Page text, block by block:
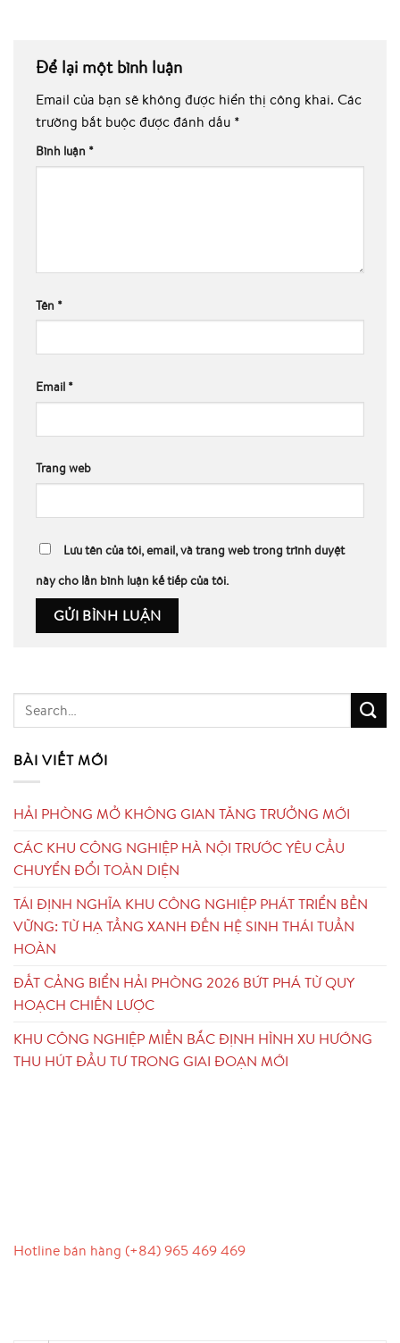
Để lại một bình luận
Email của bạn sẽ không được hiển thị công khai. Các
trường bắt buộc được đánh dấu *
Bình luận *
Tên *
Email *
Trang web
Lưu tên của tôi, email, và trang web trong trình duyệt
này cho lần bình luận kế tiếp của tôi.
BÀI VIẾT MỚI
HẢI PHÒNG MỞ KHÔNG GIAN TĂNG TRƯỞNG MỚI
CÁC KHU CÔNG NGHIỆP HÀ NỘI TRƯỚC YÊU CẦU
CHUYỂN ĐỔI TOÀN DIỆN
TÁI ĐỊNH NGHĨA KHU CÔNG NGHIỆP PHÁT TRIỂN BỀN
VỮNG: TỪ HẠ TẦNG XANH ĐẾN HỆ SINH THÁI TUẦN
HOÀN
ĐẤT CẢNG BIỂN HẢI PHÒNG 2026 BỨT PHÁ TỪ QUY
HOẠCH CHIẾN LƯỢC
KHU CÔNG NGHIỆP MIỀN BẮC ĐỊNH HÌNH XU HƯỚNG
THU HÚT ĐẦU TƯ TRONG GIAI ĐOẠN MỚI
Hotline bán hàng (+84) 965 469 469